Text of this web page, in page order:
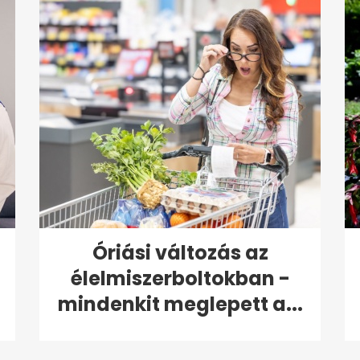
Óriási változás az
élelmiszerboltokban -
mindenkit meglepett a...